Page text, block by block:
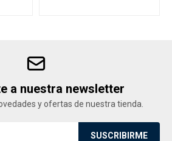
a nuestra newsletter
y ofertas de nuestra tienda.
SUSCRIBIRME